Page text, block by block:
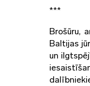
***
Brošūru,
Baltijas
un